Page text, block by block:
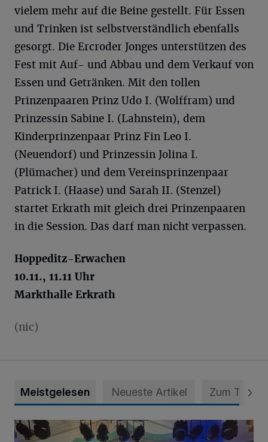
vielem mehr auf die Beine gestellt. Für Essen
und Trinken ist selbstverständlich ebenfalls
gesorgt. Die Ercroder Jonges unterstützen des
Fest mit Auf- und Abbau und dem Verkauf von
Essen und Getränken. Mit den tollen
Prinzenpaaren Prinz Udo I. (Wolffram) und
Prinzessin Sabine I. (Lahnstein), dem
Kinderprinzenpaar Prinz Fin Leo I.
(Neuendorf) und Prinzessin Jolina I.
(Plümacher) und dem Vereinsprinzenpaar
Patrick I. (Haase) und Sarah II. (Stenzel)
startet Erkrath mit gleich drei Prinzenpaaren
in die Session. Das darf man nicht verpassen.
Hoppeditz-Erwachen
10.11., 11.11 Uhr
Markthalle Erkrath
(nic)
Meistgelesen Neueste Artikel Zum Thema
Viele Bilder: Toller Auftakt des Unterbacher